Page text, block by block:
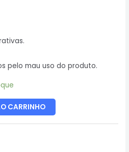
pelo mau uso do produto.
CARRINHO